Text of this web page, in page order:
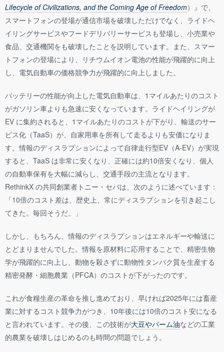
Lifecycle of Civilizations, and the Coming Age of Freedom）』で、
スマートフォンの登場が通信市場を破壊しただけでなく、ライドヘ
イリングサービスやフードデリバリーサービスも登場し、小売業や
食品、交通機関をも破壊したことを説明しています。また、スマー
トフォンの登場により、リチウムイオン電池の性能が飛躍的に向上
し、電気自動車の価格競争力が飛躍的に向上しました。
バッテリーの性能が向上した電気自動車は、1マイルあたりのコスト
がガソリン車よりも急速に安くなっています。ライドヘイリングが
EV に集約されると、1マイルあたりのコストが下がり、輸送のサー
ビス化（TaaS）が、自家用車を所有して走るよりも安価になりま
す。情報のディスラプションによって自律走行型EV（A-EV）が実現
すると、TaaS は非常に安くなり、正確には約10倍安くなり、個人
の自動車保有を大幅に減らし、交通手段の主流となります。
RethinkX の共同創業者トニー・セバは、次のように述べています：
「10倍のコスト差は、歴史上、常にディスラプションを引き起こし
てきた。毎回そうだ。」
しかし、もちろん、情報のディスラプションはエネルギーや輸送に
とどまりませんでした。情報を原材料に応用することで、精密生物
学が飛躍的に向上し、動物を殺さずに動物性タンパク質を生産する
精密発酵・細胞農業（PFCA）のコストが下がったのです。
これが食糧生産の革命を推し進めており、早ければ2025年には畜産
業に対するコスト競争力がつき、10年後には10倍のコスト安になる
と言われています。その後、この技術が大豆やパーム油などの工業
的農業を破壊しはじめるのも時間の問題でしょう。